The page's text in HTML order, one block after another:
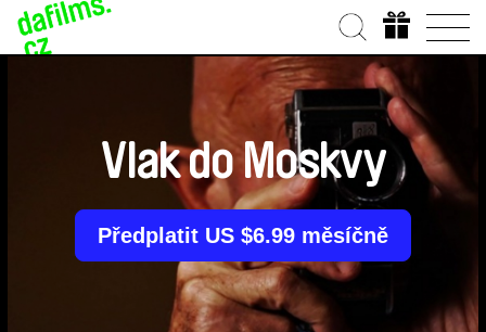
Vlak do Moskvy
Předplatit US $6.99 měsíčně